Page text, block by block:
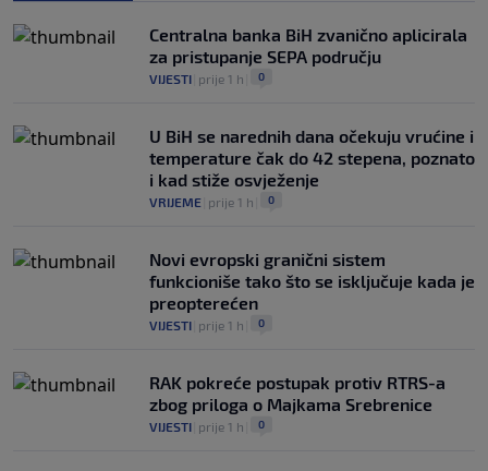
Centralna banka BiH zvanično aplicirala
za pristupanje SEPA području
VIJESTI prije 1 h 0
U BiH se narednih dana očekuju vrućine i
temperature čak do 42 stepena, poznato
i kad stiže osvježenje
VRIJEME prije 1 h 0
Novi evropski granični sistem
funkcioniše tako što se isključuje kada je
preopterećen
VIJESTI prije 1 h 0
RAK pokreće postupak protiv RTRS-a
zbog priloga o Majkama Srebrenice
VIJESTI prije 1 h 0